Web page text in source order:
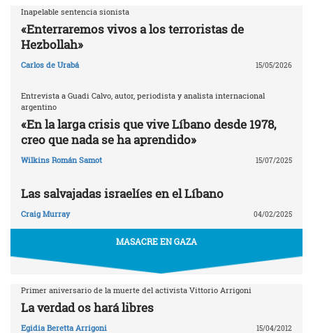
Inapelable sentencia sionista
«Enterraremos vivos a los terroristas de
Hezbollah»
Carlos de Urabá 15/05/2026
Entrevista a Guadi Calvo, autor, periodista y analista internacional
argentino
«En la larga crisis que vive Líbano desde 1978,
creo que nada se ha aprendido»
Wilkins Román Samot 15/07/2025
Las salvajadas israelíes en el Líbano
Craig Murray 04/02/2025
MASACRE EN GAZA
Primer aniversario de la muerte del activista Vittorio Arrigoni
La verdad os hará libres
Egidia Beretta Arrigoni 15/04/2012